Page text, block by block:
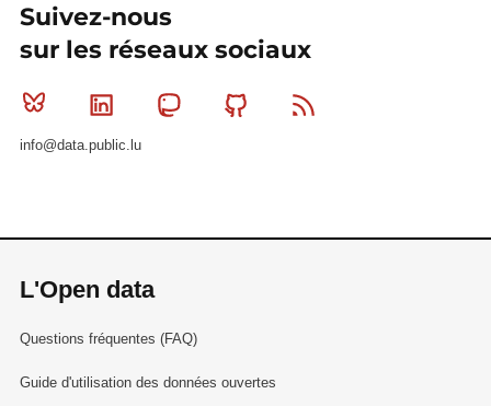
Suivez-nous
sur les réseaux sociaux
Bluesky Linkedin MastodonGithub
info@data.public.lu
L'Open data
Questions fréquentes (FAQ)
Guide d'utilisation des données ouvertes